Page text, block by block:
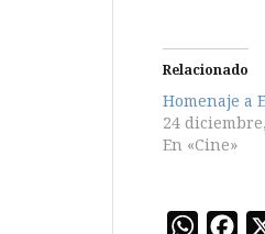
Relacionado
Homenaje a
24
En «Cine»
W